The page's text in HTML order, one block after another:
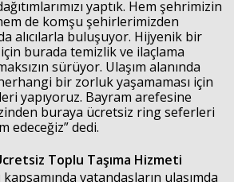
yaptık. Hem şehrimizin
de komşu şehirlerimizden
alıcılarla buluşuyor. Hijyenik bir
burada temizlik ve ilaçlama
sürüyor. Ulaşım alanında
bir zorluk yaşamaması için
yapıyoruz. Bayram arefesine
buraya ücretsiz ring seferleri
edeceğiz” dedi.
Toplu Taşıma Hizmeti
kapsamında vatandaşların ulaşımda